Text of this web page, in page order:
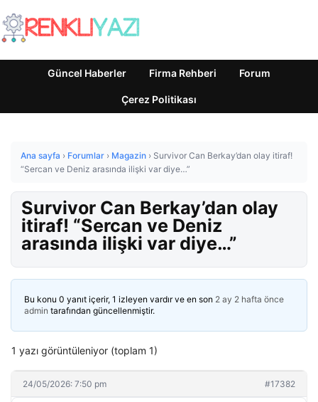
Güncel Haberler Firma Rehberi Forum
Çerez Politikası
Ana sayfa › Forumlar › Magazin › Survivor Can Berkay’dan olay itiraf!
“Sercan ve Deniz arasında ilişki var diye…”
Survivor Can Berkay’dan olay
itiraf! “Sercan ve Deniz
arasında ilişki var diye…”
Bu konu 0 yanıt içerir, 1 izleyen vardır ve en son 2 ay 2 hafta önce
admin tarafından güncellenmiştir.
1 yazı görüntüleniyor (toplam 1)
24/05/2026: 7:50 pm #17382